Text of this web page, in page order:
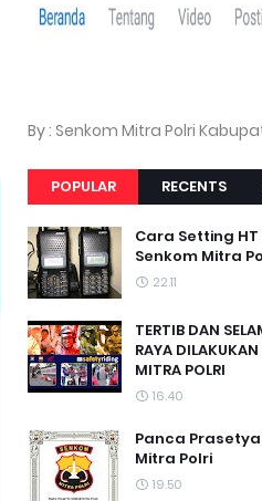
By : Senkom Mitra Polri
POPULAR RECENTS
Cara Setting
Senkom Mitra
22.11
TERTIB DAN
RAYA
MITRA POLRI
16.40
Panca
Mitra Polri
19.50